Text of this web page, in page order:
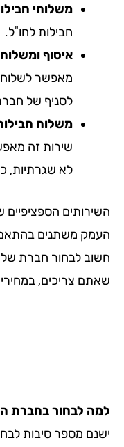
משלוחי חבילות
חבילות לחו"ל.
איסוף ומשלוח
מאפשר לשלוח
לסניף של חברת
משלוח חבילות
שירות זה מאפשר
לא שגרתיות, כגון
הספציפיים
משתנים בהתאם
לבחור חברת
צריכים, במחירים
לבחור בחברת
מספר סיבות לבחור